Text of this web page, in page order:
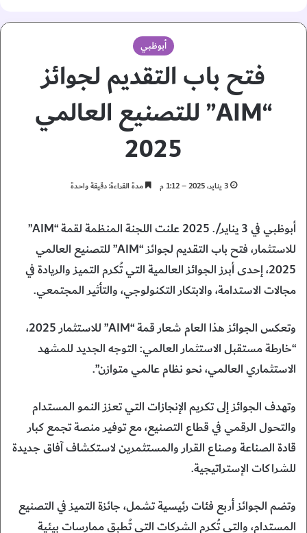
أبوظبي
فتح باب التقديم لجوائز
“AIM” للتصنيع العالمي
2025
3 يناير، 2025 – 1:12 م مدة القراءة: دقيقة واحدة
أبوظبي في 3 يناير/. 2025 علنت اللجنة المنظمة لقمة “AIM”
للاستثمار، فتح باب التقديم لجوائز “AIM” للتصنيع العالمي
2025، إحدى أبرز الجوائز العالمية التي تُكرم التميز والريادة في
مجالات الاستدامة، والابتكار التكنولوجي، والتأثير المجتمعي.
وتعكس الجوائز هذا العام شعار قمة “AIM” للاستثمار 2025،
“خارطة مستقبل الاستثمار العالمي: التوجه الجديد للمشهد
الاستثماري العالمي، نحو نظام عالمي متوازن”.
وتهدف الجوائز إلى تكريم الإنجازات التي تعزز النمو المستدام
والتحول الرقمي في قطاع التصنيع، مع توفير منصة تجمع كبار
قادة الصناعة وصناع القرار والمستثمرين لاستكشاف آفاق جديدة
للشراكات الإستراتيجية.
وتضم الجوائز أربع فئات رئيسية تشمل، جائزة التميز في التصنيع
المستدام، والتي تُكرم الشركات التي تُطبق ممارسات بيئية